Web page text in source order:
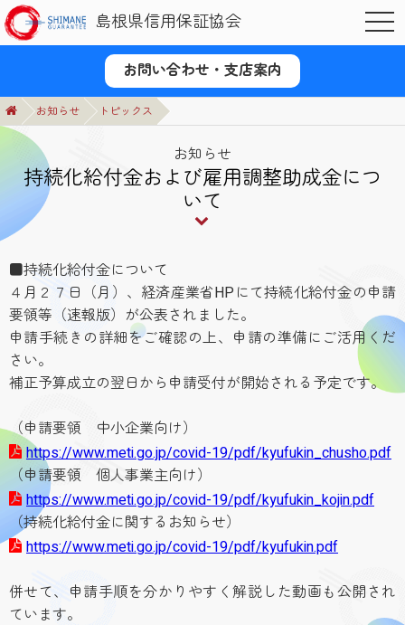
島根県信用保証協会
お問い合わせ・支店案内
お知らせ トピックス
お知らせ
持続化給付金および雇用調整助成金につ
いて
■持続化給付金について
４月２７日（月）、経済産業省HPにて持続化給付金の申請
要領等（速報版）が公表されました。
申請手続きの詳細をご確認の上、申請の準備にご活用くだ
さい。
補正予算成立の翌日から申請受付が開始される予定です。
（申請要領 中小企業向け）
https://www.meti.go.jp/covid-19/pdf/kyufukin_chusho.pdf
（申請要領 個人事業主向け）
https://www.meti.go.jp/covid-19/pdf/kyufukin_kojin.pdf
（持続化給付金に関するお知らせ）
https://www.meti.go.jp/covid-19/pdf/kyufukin.pdf
併せて、申請手順を分かりやすく解説した動画も公開され
ています。